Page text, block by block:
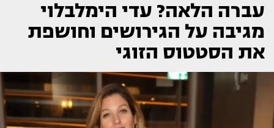
עברה הלאה? עדי הימלבלוי
מגיבה על הגירושים וחושפת
את הסטטוס הזוגי